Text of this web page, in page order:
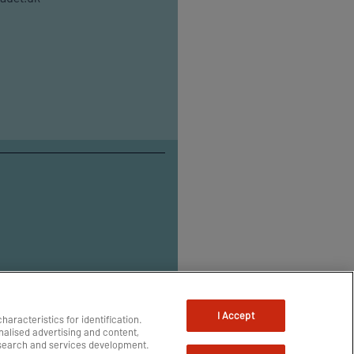
for identification.
advertising and content,
and services development.
I Accept